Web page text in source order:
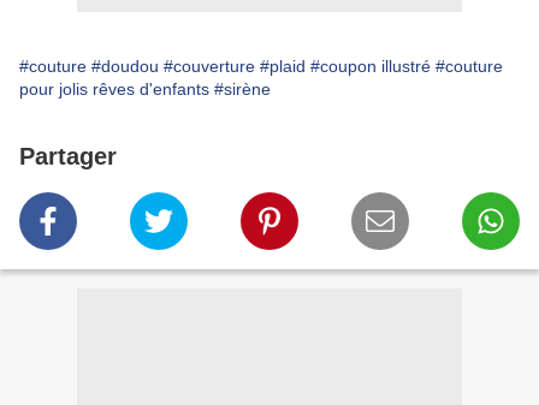
#couture #doudou #couverture #plaid #coupon illustré #couture
pour jolis rêves d'enfants #sirène
Partager